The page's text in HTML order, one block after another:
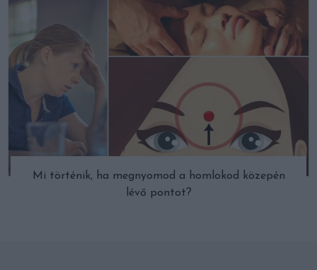
Mi történik, ha megnyomod a homlokod közepén
lévő pontot?